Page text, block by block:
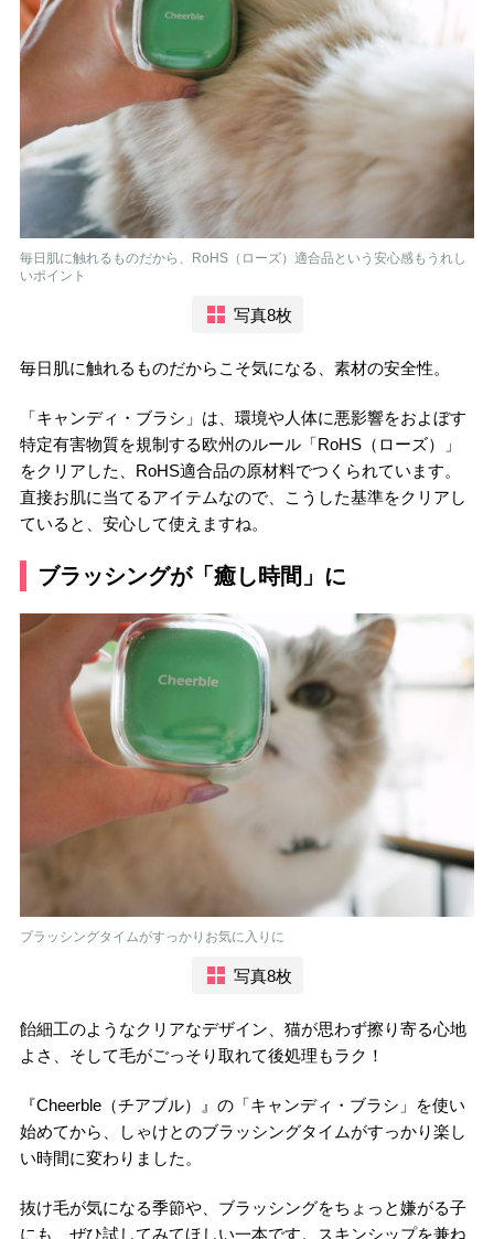
毎日肌に触れるものだから、RoHS（ローズ）適合品という安心感もうれし
いポイント
写真8枚
毎日肌に触れるものだからこそ気になる、素材の安全性。
「キャンディ・ブラシ」は、環境や人体に悪影響をおよぼす
特定有害物質を規制する欧州のルール「RoHS（ローズ）」
をクリアした、RoHS適合品の原材料でつくられています。
直接お肌に当てるアイテムなので、こうした基準をクリアし
ていると、安心して使えますね。
ブラッシングが「癒し時間」に
ブラッシングタイムがすっかりお気に入りに
写真8枚
飴細工のようなクリアなデザイン、猫が思わず擦り寄る心地
よさ、そして毛がごっそり取れて後処理もラク！
『Cheerble（チアブル）』の「キャンディ・ブラシ」を使い
始めてから、しゃけとのブラッシングタイムがすっかり楽し
い時間に変わりました。
抜け毛が気になる季節や、ブラッシングをちょっと嫌がる子
にも、ぜひ試してみてほしい一本です。スキンシップを兼ね